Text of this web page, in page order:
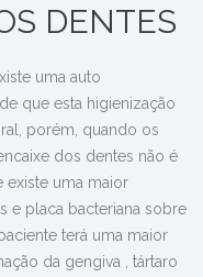
DENTES
uma auto
que esta higienização
porém, quando os
dos dentes não é
existe uma maior
e placa bacteriana sobre
terá uma maior
da gengiva , tártaro